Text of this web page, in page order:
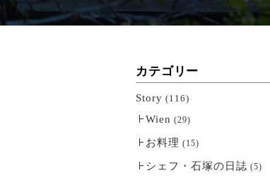
カテゴリー
Story (116)
Wien (29)
お料理 (15)
シェフ・石塚の日誌 (5)